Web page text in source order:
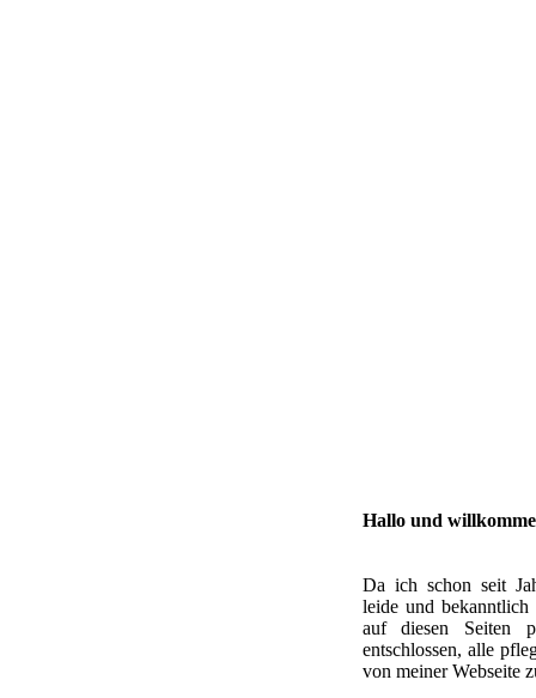
Hallo und
Da ich schon seit
leide und
auf diesen Seiten
entschlossen, alle
von meiner Webseite